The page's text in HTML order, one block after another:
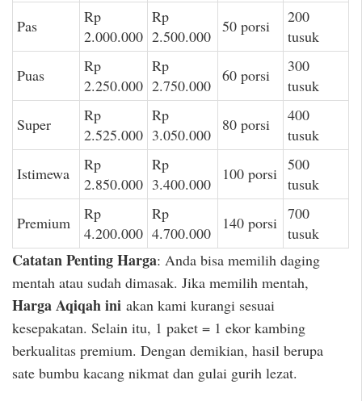
Pas
Rp
2.000.000
Rp
2.500.000
50 porsi
200
tusuk
Puas
Rp
2.250.000
Rp
2.750.000
60 porsi
300
tusuk
Super
Rp
2.525.000
Rp
3.050.000
80 porsi
400
tusuk
Istimewa
Rp
2.850.000
Rp
3.400.000
100 porsi 500
tusuk
Premium
Rp
4.200.000
Rp
4.700.000
140 porsi 700
tusuk
Catatan Penting Harga: Anda bisa memilih daging
mentah atau sudah dimasak. Jika memilih mentah,
Harga Aqiqah ini akan kami kurangi sesuai
kesepakatan. Selain itu, 1 paket = 1 ekor kambing
berkualitas premium. Dengan demikian, hasil berupa
sate bumbu kacang nikmat dan gulai gurih lezat.